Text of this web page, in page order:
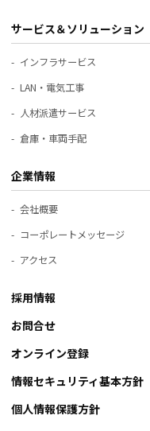
サービス＆ソリューション
インフラサービス
LAN・電気工事
人材派遣サービス
倉庫・車両手配
企業情報
会社概要
コーポレートメッセージ
アクセス
採用情報
お問合せ
オンライン登録
情報セキュリティ基本方針
個人情報保護方針